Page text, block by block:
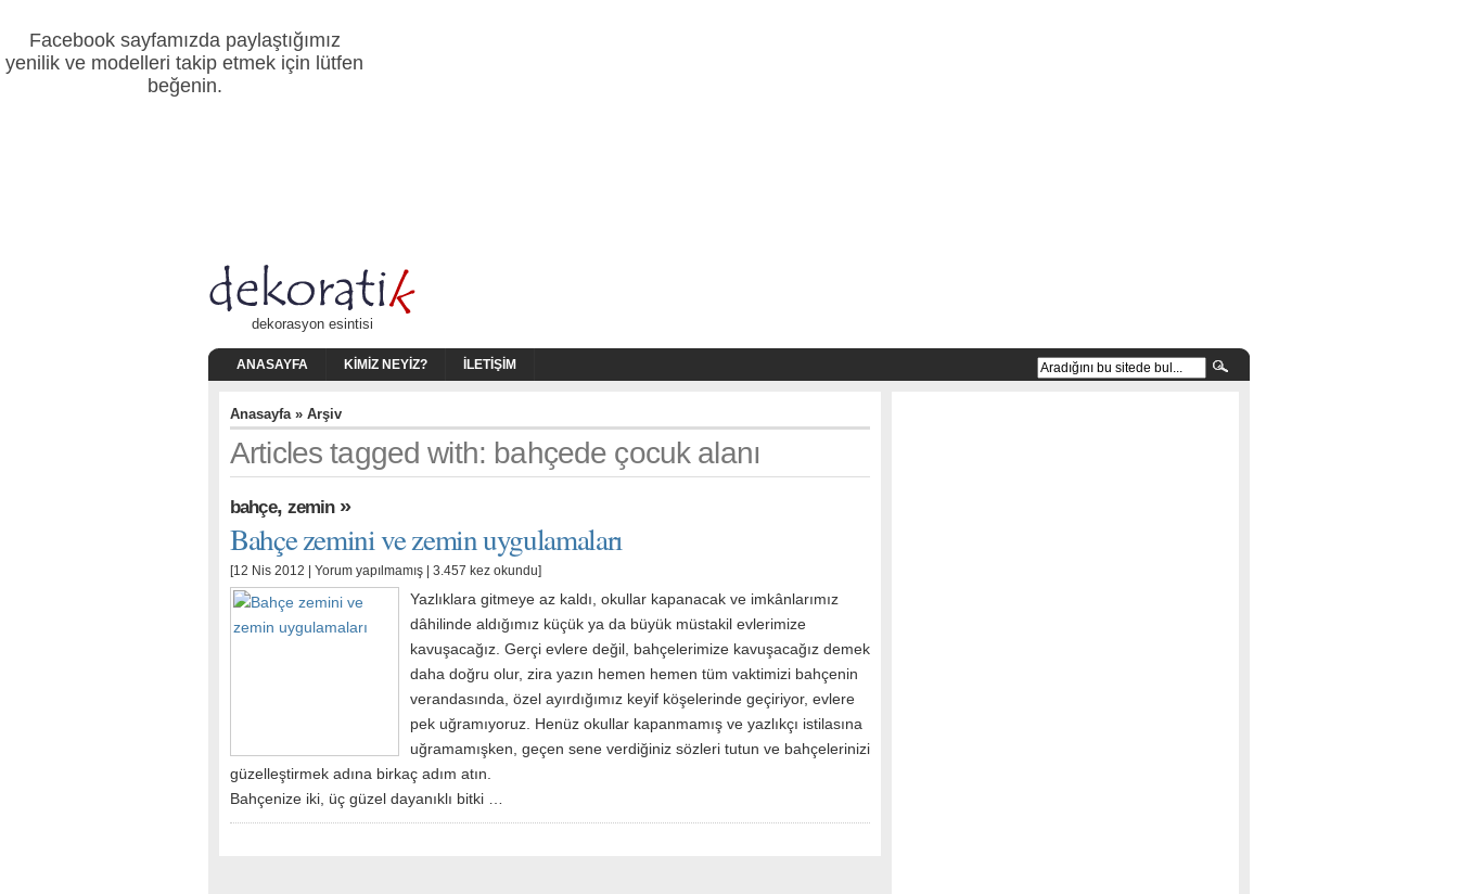
Facebook sayfamızda paylaştığımız
yenilik ve modelleri takip etmek için lütfen
beğenin.
dekorasyon esintisi
ANASAYFA KIMIZ NEYIZ? İLETIŞIM
Anasayfa» Arşiv
Articles tagged with: bahçede çocuk alanı
bahçe, zemin»
Bahçe zemini ve zemin uygulamaları
[12 Nis 2012 | Yorum yapılmamış | 3.457 kez okundu]
Yazlıklara gitmeye az kaldı, okullar kapanacak ve imkânlarımız
dâhilinde aldığımız küçük ya da büyük müstakil evlerimize
kavuşacağız. Gerçi evlere değil, bahçelerimize kavuşacağız demek
daha doğru olur, zira yazın hemen hemen tüm vaktimizi bahçenin
verandasında, özel ayırdığımız keyif köşelerinde geçiriyor, evlere
pek uğramıyoruz. Henüz okullar kapanmamış ve yazlıkçı istilasına
uğramamışken, geçen sene verdiğiniz sözleri tutun ve bahçelerinizi
güzelleştirmek adına birkaç adım atın.
Bahçenize iki, üç güzel dayanıklı bitki …